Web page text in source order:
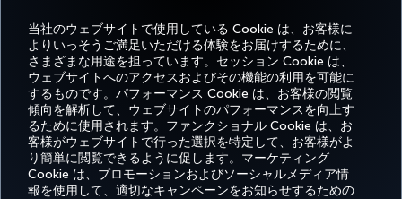
当社のウェブサイトで使用している Cookie は、お客様に
よりいっそうご満足いただける体験をお届けするために、
さまざまな用途を担っています。セッション Cookie は、
ウェブサイトへのアクセスおよびその機能の利用を可能に
するものです。パフォーマンス Cookie は、お客様の閲覧
傾向を解析して、ウェブサイトのパフォーマンスを向上す
るために使用されます。ファンクショナル Cookie は、お
客様がウェブサイトで行った選択を特定して、お客様がよ
り簡単に閲覧できるように促します。マーケティング
Cookie は、プロモーションおよびソーシャルメディア情
報を使用して、適切なキャンペーンをお知らせするための
Facebook
TwitterInstagram
YouTubeLinkedIn
TiktokブログPinterest
予約
と管
エクス
ペリエ
ンス
お得な情
報と目的
地
ヘ
ル
プ
Miles&Smiles
Corporate
Club